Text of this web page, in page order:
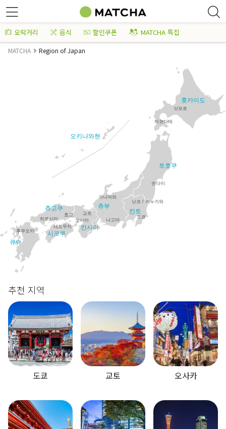
오락거리 음식 할인쿠폰 MATCHA 특집
MATCHA Region of Japan
홋카이도
토호쿠
칸토
츄부
칸사이
시코쿠
큐슈
츄고쿠
오키나와현
삿포로
하코다테
센다이
닛코 / 키누가와
도쿄
가나자와
나고야
교토
오사카
히로시마
새토우치
후쿠오카
효고
추천 지역
도쿄 교토 오사카